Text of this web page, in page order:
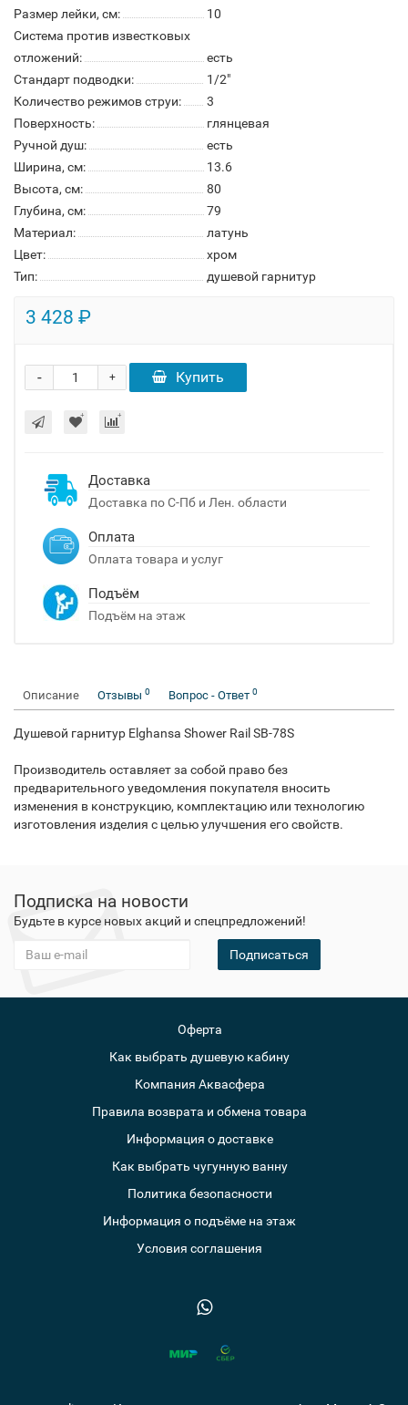
Размер лейки, см:
10
Система против известковых
отложений:
есть
Стандарт подводки:
1/2"
Количество режимов струи:
3
Поверхность:
глянцевая
Ручной душ:
есть
Ширина, см:
13.6
Высота, см:
80
Глубина, см:
79
Материал:
латунь
Цвет:
хром
Тип:
душевой гарнитур
3 428 ₽
+
- Купить
Доставка
Доставка по С-Пб и Лен. области
Оплата
Оплата товара и услуг
Подъём
Подъём на этаж
Описание Отзывы 0 Вопрос - Ответ 0
Душевой гарнитур Elghansa Shower Rail SB-78S
Производитель оставляет за собой право без
предварительного уведомления покупателя вносить
изменения в конструкцию, комплектацию или технологию
изготовления изделия с целью улучшения его свойств.
Подписка на новости
Будьте в курсе новых акций и спецпредложений!
Подписаться
Оферта
Как выбрать душевую кабину
Компания Аквасфера
Правила возврата и обмена товара
Информация о доставке
Как выбрать чугунную ванну
Политика безопасности
Информация о подъёме на этаж
Условия соглашения